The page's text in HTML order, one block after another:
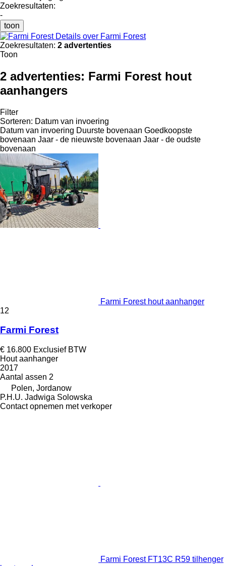
Zoekresultaten:
-
toon
Details over Farmi Forest
Zoekresultaten: 2 advertenties
Toon
2 advertenties: Farmi Forest hout
aanhangers
Filter
Sorteren: Datum van invoering
Datum van invoering Duurste bovenaan Goedkoopste
bovenaan Jaar - de nieuwste bovenaan Jaar - de oudste
bovenaan
Farmi Forest hout aanhanger
12
Farmi Forest
€ 16.800 Exclusief BTW
Hout aanhanger
2017
Aantal assen 2
Polen, Jordanow
P.H.U. Jadwiga Solowska
Contact opnemen met verkoper
Farmi Forest FT13C R59 tilhenger